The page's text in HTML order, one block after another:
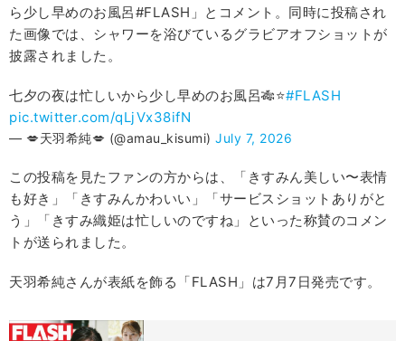
ら少し早めのお風呂#FLASH」とコメント。同時に投稿され
た画像では、シャワーを浴びているグラビアオフショットが
披露されました。
七夕の夜は忙しいから少し早めのお風呂🎋⭐️#FLASH
pic.twitter.com/qLjVx38ifN
— 💋天羽希純💋 (@amau_kisumi) July 7, 2026
この投稿を見たファンの方からは、「きすみん美しい〜表情
も好き」「きすみんかわいい」「サービスショットありがと
う」「きすみ織姫は忙しいのですね」といった称賛のコメン
トが送られました。
天羽希純さんが表紙を飾る「FLASH」は7月7日発売です。